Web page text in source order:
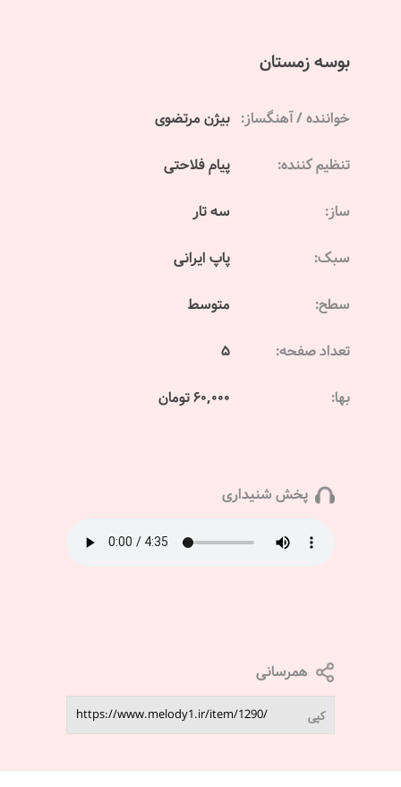
بوسه زمستان
خواننده / آهنگساز: بیژن مرتضوی
تنظیم کننده: پیام فلاحتی
ساز: سه تار
سبک: پاپ ایرانی
سطح: متوسط
تعداد صفحه: 5
بها: 60,000 تومان
پخش شنیداری
همرسانی
کپی